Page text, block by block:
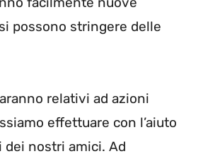
possono stringere delle
relativi ad azioni
effettuare con l’aiuto
dei nostri amici. Ad